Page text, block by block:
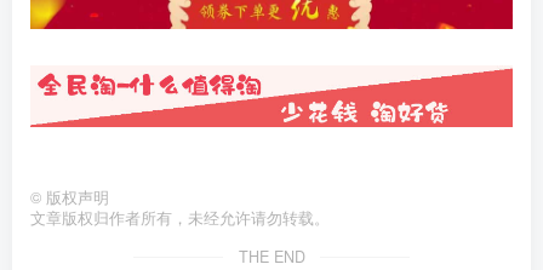
© 版权声明
文章版权归作者所有，未经允许请勿转载。
THE END